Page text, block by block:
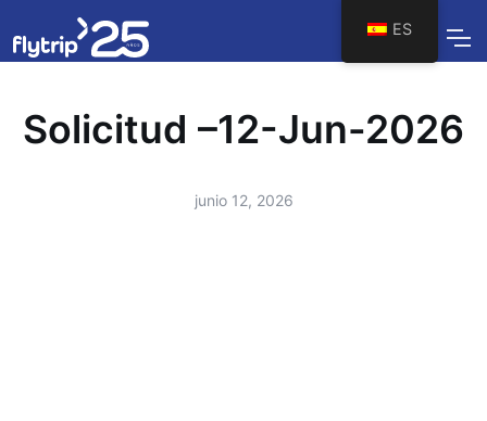
Solicitud –12-Jun-2026
junio 12, 2026
ES